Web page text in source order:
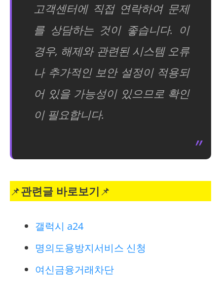
고객센터에 직접 연락하여 문제
를 상담하는 것이 좋습니다. 이
경우, 해제와 관련된 시스템 오류
나 추가적인 보안 설정이 적용되
어 있을 가능성이 있으므로 확인
이 필요합니다.
📌관련글 바로보기 📌
갤럭시 a24
명의도용방지서비스 신청
여신금융거래차단